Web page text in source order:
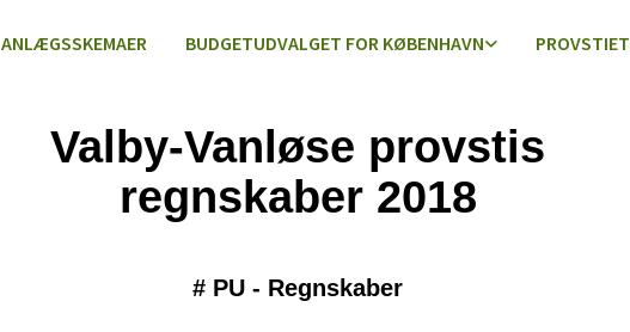
ANLÆGSSKEMAER BUDGETUDVALGET FOR KØBENHAVN PROVSTIET
Valby-Vanløse provstis
regnskaber 2018
# PU - Regnskaber